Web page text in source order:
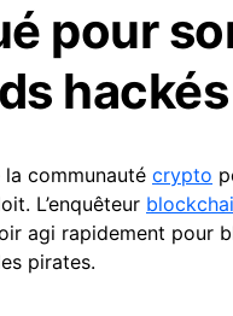
pour
hackés
communauté crypto
L’enquêteur
agi rapidement pour
pirates.